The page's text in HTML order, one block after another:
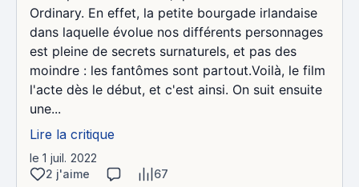
Ordinary. En effet, la petite bourgade irlandaise
dans laquelle évolue nos différents personnages
est pleine de secrets surnaturels, et pas des
moindre : les fantômes sont partout.Voilà, le film
l'acte dès le début, et c'est ainsi. On suit ensuite
une...
Lire la critique
le 1 juil. 2022
2 j'aime
67